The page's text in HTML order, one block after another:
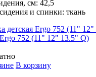
см: 42,5
и спинки: ткань
Ergo 752 (11" 12" 13.5" Q)
В корзину